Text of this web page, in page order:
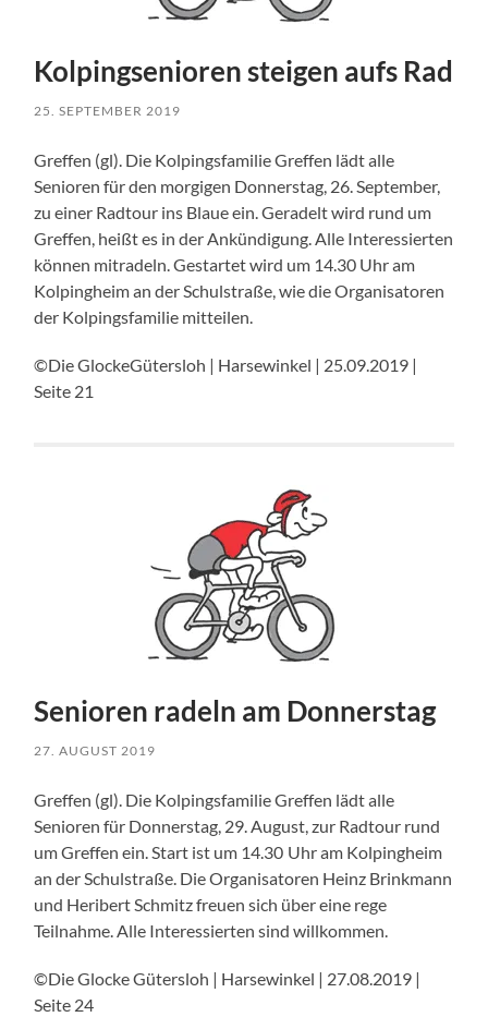
Kolpingsenioren steigen aufs Rad
25. SEPTEMBER 2019
Greffen (gl). Die Kolpingsfamilie Greffen lädt alle
Senioren für den morgigen Donnerstag, 26. September,
zu einer Radtour ins Blaue ein. Geradelt wird rund um
Greffen, heißt es in der Ankündigung. Alle Interessierten
können mitradeln. Gestartet wird um 14.30 Uhr am
Kolpingheim an der Schulstraße, wie die Organisatoren
der Kolpingsfamilie mitteilen.
©Die GlockeGütersloh | Harsewinkel | 25.09.2019 |
Seite 21
Senioren radeln am Donnerstag
27. AUGUST 2019
Greffen (gl). Die Kolpingsfamilie Greffen lädt alle
Senioren für Donnerstag, 29. August, zur Radtour rund
um Greffen ein. Start ist um 14.30 Uhr am Kolpingheim
an der Schulstraße. Die Organisatoren Heinz Brinkmann
und Heribert Schmitz freuen sich über eine rege
Teilnahme. Alle Interessierten sind willkommen.
©Die Glocke Gütersloh | Harsewinkel | 27.08.2019 |
Seite 24